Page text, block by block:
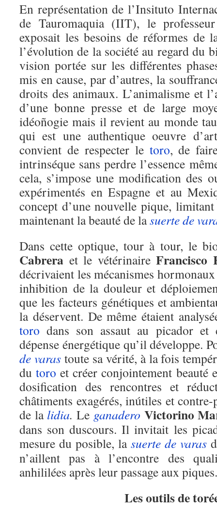
En représentation de l’Insituto
de Tauromaquia (IIT), le
exposait les besoins de réformes de
l’évolution de la société au regard du
vision portée sur les différentes
mis en cause, par d’autres, la
droits des animaux. L’animalisme et
d’une bonne presse et de large
idéoñogie mais il revient au monde
qui est une authentique oeuvre
convient de respecter le toro, de
intrinséque sans perdre l’essence
cela, s’impose une modification des
expérimentés en Espagne et au
concept d’une nouvelle pique,
maintenant la beauté de lasuerte de
Dans cette optique, tour à tour, le
Cabrera et le vétérinaire Francisco
décrivaient les mécanismes
inhibition de la douleur et
que les facteurs génétiques et
la déservent. De même étaient
toro dans son assaut au picador et
dépense énergétique qu’il développe.
de varas toute sa vérité, à la fois
dutoro et créer conjointement beauté
dosification des rencontres et
châtiments exagérés, inútiles et
de la lidia. Le ganadero Victorino
dans son duscours. Il invitait les
mesure du posible, la suerte de varas
n’aillent pas à l’encontre des
anhililées après leur passage aux piques.
Les outils de